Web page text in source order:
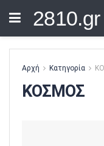
2810.gr
Αρχή Κατηγορία
ΚΟΣΜΟΣ